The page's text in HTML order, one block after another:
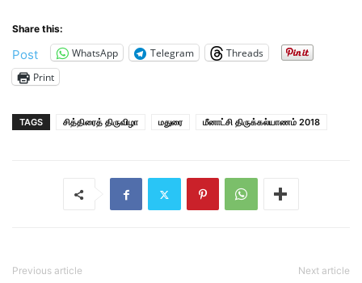
Share this:
Post WhatsApp Telegram
Threads
Print
TAGS சித்திரைத் திருவிழா மதுரை மீனாட்சி திருக்கல்யாணம் 2018
Previous article Next article